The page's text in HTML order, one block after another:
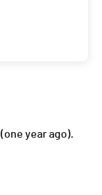
(one year ago).